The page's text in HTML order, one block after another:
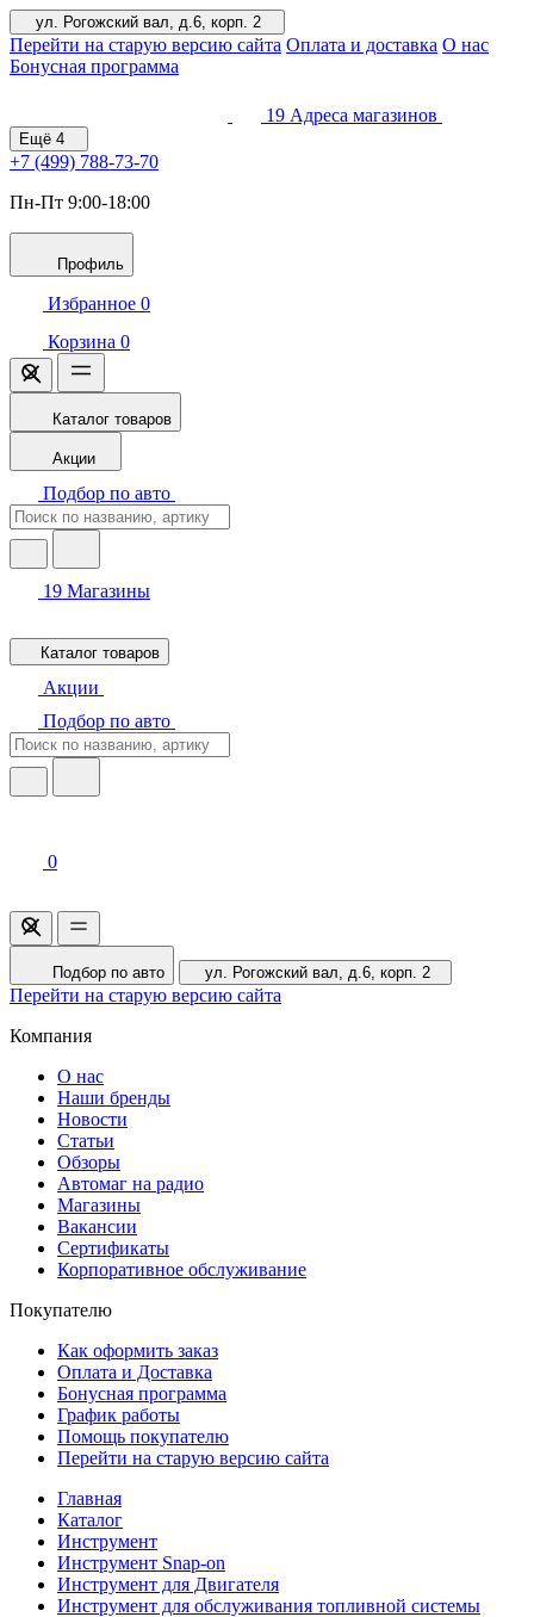
ул. Рогожский вал, д.6, корп. 2
Перейти на старую версию сайта Оплата и доставка О нас
Бонусная программа
19 Адреса магазинов
Ещё 4
+7 (499) 788-73-70
Пн-Пт 9:00-18:00
Профиль
Избранное 0
Корзина 0
Каталог товаров
Акции
Подбор по авто
19 Магазины
Каталог товаров
Акции
Подбор по авто
0
Подбор по авто ул. Рогожский вал, д.6, корп. 2
Перейти на старую версию сайта
Компания
О нас
Наши бренды
Новости
Статьи
Обзоры
Автомаг на радио
Магазины
Вакансии
Сертификаты
Корпоративное обслуживание
Покупателю
Как оформить заказ
Оплата и Доставка
Бонусная программа
График работы
Помощь покупателю
Перейти на старую версию сайта
Главная
Каталог
Инструмент
Инструмент Snap-on
Инструмент для Двигателя
Инструмент для обслуживания топливной системы